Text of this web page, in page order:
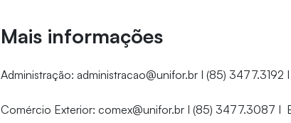
Mais informações
Administração: administracao@unifor.br I (85) 3477.3192
Comércio Exterior: comex@unifor.br I (85) 3477.3087 I